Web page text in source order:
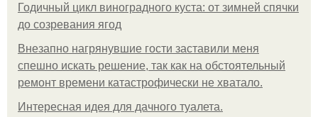
Годичный цикл виноградного куста: от зимней спячки
до созревания ягод
Внезапно нагрянувшие гости заставили меня
спешно искать решение, так как на обстоятельный
ремонт времени катастрофически не хватало.
Интересная идея для дачного туалета.